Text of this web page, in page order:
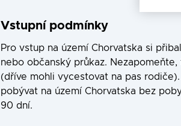
Vstupní podmínky
Pro vstup na území Chorvatska si
nebo občanský průkaz.
(dříve mohli vycestovat na pas rodiče).
pobývat na území Chorvatska bez
90 dní.